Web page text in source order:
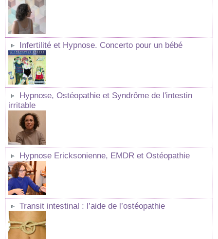
Infertilité et Hypnose. Concerto pour un bébé
Hypnose, Ostéopathie et Syndrôme de l'intestin
irritable
Hypnose Ericksonienne, EMDR et Ostéopathie
Transit intestinal : l’aide de l’ostéopathie